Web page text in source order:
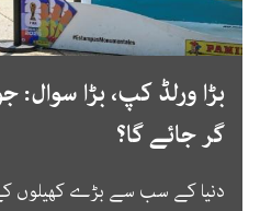
بڑا ورلڈ کپ، بڑا سوال:
گر جائے گا؟
دنیا کے سب سے بڑے کھیلوں